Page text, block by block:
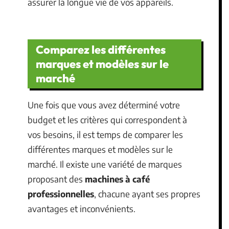
Comparez les différentes
marques et modèles sur le
marché
Une fois que vous avez déterminé votre
budget et les critères qui correspondent à
vos besoins, il est temps de comparer les
différentes marques et modèles sur le
marché. Il existe une variété de marques
proposant des machines à café
professionnelles, chacune ayant ses propres
avantages et inconvénients.